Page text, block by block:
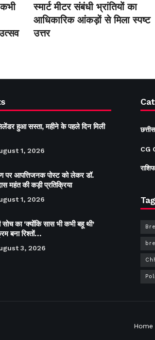
स्मार्ट मीटर संबंधी भ्रांतियों का
आधिकारिक आंकड़ों से मिला स्पष्ट
उत्तर
हुआ सस्ता, महीने के पहले दिन मिली
1, 2026
पर आपत्तिजनक पोस्ट को लेकर डॉ.
महंत की कड़ी प्रतिक्रिया
1, 2026
सोच का ‘क्योंकि सास भी कभी बहू थी’
बना रिश्तों…
3, 2026
CG
Home